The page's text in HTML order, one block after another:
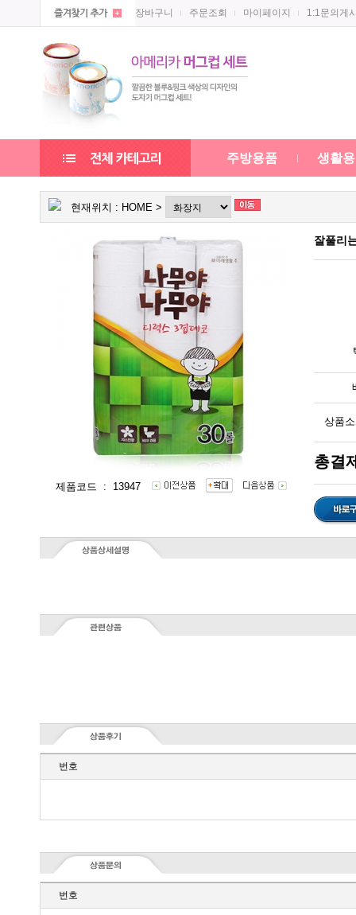
장바구니 주문조회 마이페이지 1:1문의게
주방용품 생활
현재위치 : HOME >
제품코드 : 13947
잘풀리
상품
총결
번호
번호